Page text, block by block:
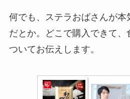
何でも、ステラおばさんが本
だとか。どこで購入できて、
ついてお伝えします。